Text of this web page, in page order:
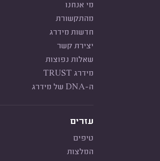
מי אנחנו
מהתקשורת
חדשות מידרג
יצירת קשר
שאלות נפוצות
מידרג TRUST
ה-DNA של מידרג
עזרים
טיפים
המלצות